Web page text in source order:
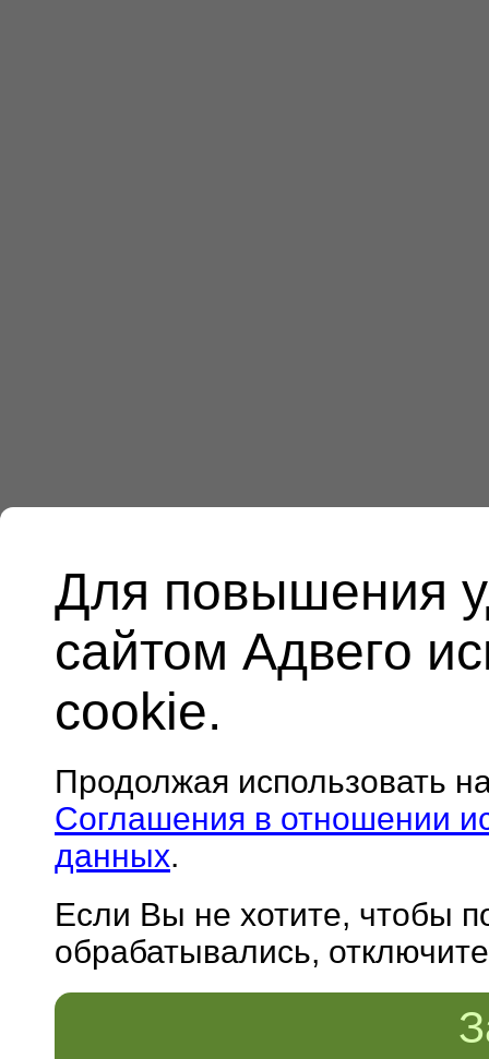
Для повышения
сайтом Адвего
cookie.
Продолжая использовать
Соглашения в отношении
данных.
Если Вы не хотите, чтобы
обрабатывались,